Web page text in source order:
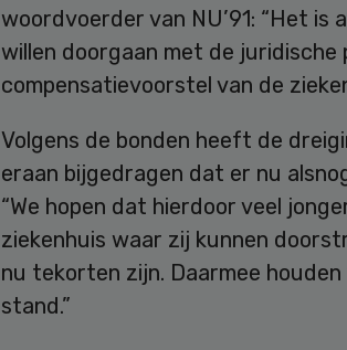
woordvoerder van NU’91: “Het is
willen doorgaan met de
compensatievoorstel van de
Volgens de bonden heeft de
eraan bijgedragen dat er nu
“We hopen dat hierdoor veel
ziekenhuis waar zij kunnen
nu tekorten zijn. Daarmee
stand.”